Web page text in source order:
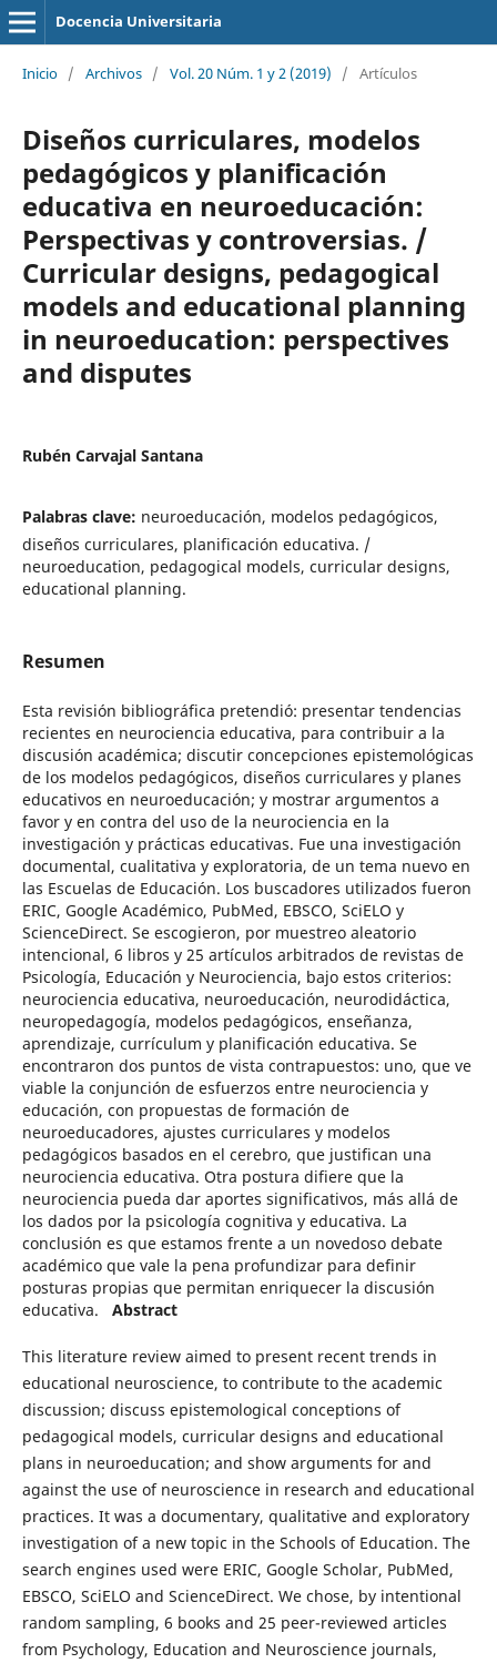
Docencia Universitaria
Inicio / Archivos / Vol. 20 Núm. 1 y 2 (2019) / Artículos
Diseños curriculares, modelos
pedagógicos y planificación
educativa en neuroeducación:
Perspectivas y controversias. /
Curricular designs, pedagogical
models and educational planning
in neuroeducation: perspectives
and disputes
Rubén Carvajal Santana
Palabras clave: neuroeducación, modelos pedagógicos,
diseños curriculares, planificación educativa. /
neuroeducation, pedagogical models, curricular designs,
educational planning.
Resumen
Esta revisión bibliográfica pretendió: presentar tendencias
recientes en neurociencia educativa, para contribuir a la
discusión académica; discutir concepciones epistemológicas
de los modelos pedagógicos, diseños curriculares y planes
educativos en neuroeducación; y mostrar argumentos a
favor y en contra del uso de la neurociencia en la
investigación y prácticas educativas. Fue una investigación
documental, cualitativa y exploratoria, de un tema nuevo en
las Escuelas de Educación. Los buscadores utilizados fueron
ERIC, Google Académico, PubMed, EBSCO, SciELO y
ScienceDirect. Se escogieron, por muestreo aleatorio
intencional, 6 libros y 25 artículos arbitrados de revistas de
Psicología, Educación y Neurociencia, bajo estos criterios:
neurociencia educativa, neuroeducación, neurodidáctica,
neuropedagogía, modelos pedagógicos, enseñanza,
aprendizaje, currículum y planificación educativa. Se
encontraron dos puntos de vista contrapuestos: uno, que ve
viable la conjunción de esfuerzos entre neurociencia y
educación, con propuestas de formación de
neuroeducadores, ajustes curriculares y modelos
pedagógicos basados en el cerebro, que justifican una
neurociencia educativa. Otra postura difiere que la
neurociencia pueda dar aportes significativos, más allá de
los dados por la psicología cognitiva y educativa. La
conclusión es que estamos frente a un novedoso debate
académico que vale la pena profundizar para definir
posturas propias que permitan enriquecer la discusión
educativa. Abstract
This literature review aimed to present recent trends in
educational neuroscience, to contribute to the academic
discussion; discuss epistemological conceptions of
pedagogical models, curricular designs and educational
plans in neuroeducation; and show arguments for and
against the use of neuroscience in research and educational
practices. It was a documentary, qualitative and exploratory
investigation of a new topic in the Schools of Education. The
search engines used were ERIC, Google Scholar, PubMed,
EBSCO, SciELO and ScienceDirect. We chose, by intentional
random sampling, 6 books and 25 peer-reviewed articles
from Psychology, Education and Neuroscience journals,